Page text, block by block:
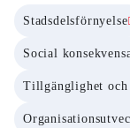
Stadsdelsförnyelse
Social
Tillgänglighet och